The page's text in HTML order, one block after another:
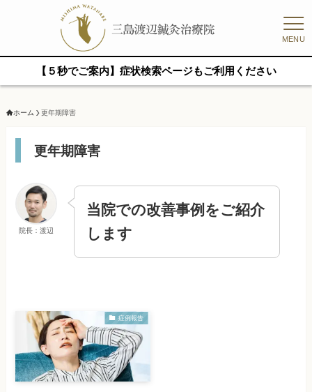
MENU
【５秒でご案内】症状検索ページもご利用ください
ホーム 更年期障害
更年期障害
院長：渡辺
当院での改善事例をご紹介
します
症例報告